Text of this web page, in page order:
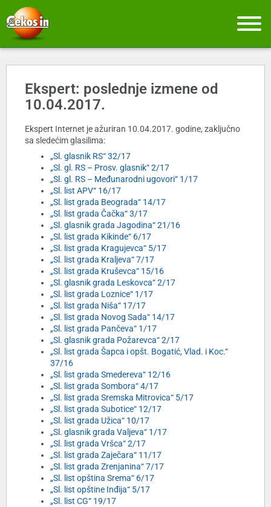
Ekspert: poslednje izmene od
10.04.2017.
Ekspert Internet je ažuriran 10.04.2017. godine, zaključno
sa sledećim glasilima:
„Sl. glasnik RS“ 32/17
„Sl. gl. RS – Prosv. glasnik“ 2/17
„Sl. gl. RS – Međunarodni ugovori“ 1/17
„Sl. list APV“ 16/17
„Sl. list grada Beograda“ 14/17
„Sl. list grada Čačka“ 3/17
„Sl. glasnik grada Jagodina“ 21/16
„Sl. list grada Kikinde“ 6/17
„Sl. list grada Kragujevca“ 5/17
„Sl. list grada Kraljeva“ 7/17
„Sl. list grada Kruševca“ 15/16
„Sl. glasnik grada Leskovca“ 2/17
„Sl. list grada Loznice“ 1/17
„Sl. list grada Niša“ 17/17
„Sl. list grada Novog Sada“ 14/17
„Sl. list grada Pančeva“ 1/17
„Sl. glasnik grada Požarevca“ 2/17
„Sl. list grada Šapca i opšt. Bogatić, Vlad. i Koc.“
37/16
„Sl. list grada Smedereva“ 12/16
„Sl. list grada Sombora“ 4/17
„Sl. list grada Sremska Mitrovica“ 5/17
„Sl. list grada Subotice“ 12/17
„Sl. list grada Užica“ 10/17
„Sl. glasnik grada Valjeva“ 1/17
„Sl. list grada Vršca“ 2/17
„Sl. list grada Zaječara“ 11/17
„Sl. list grada Zrenjanina“ 7/17
„Sl. list opština Srema“ 6/17
„Sl. list opštine Inđija“ 5/17
„Sl. list CG“ 19/17